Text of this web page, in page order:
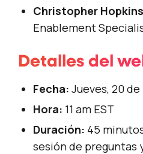
Christopher
Enablement
Detalles del
Fecha: Jueves, 20
Hora: 11 am EST
Duración: 45
sesión de preguntas